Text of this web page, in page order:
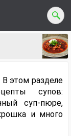
В этом разделе
супов:
суп-пюре,
и много